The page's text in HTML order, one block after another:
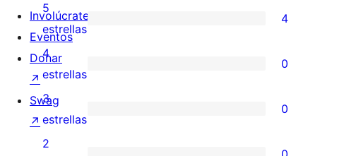
4
valoraciones
de
5
estrellas
5
estrellas
4
0
valoraciones
de
4
4
estrellas
0
0
valoraciones
3
estrellas
0
2
Involúcrate
Eventos
Donar
↗
Swag
↗